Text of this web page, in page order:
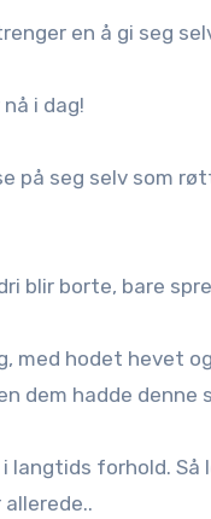
en å gi seg
i dag!
på seg selv som
blir borte, bare
med hodet hevet
dem hadde denne
forhold. Så